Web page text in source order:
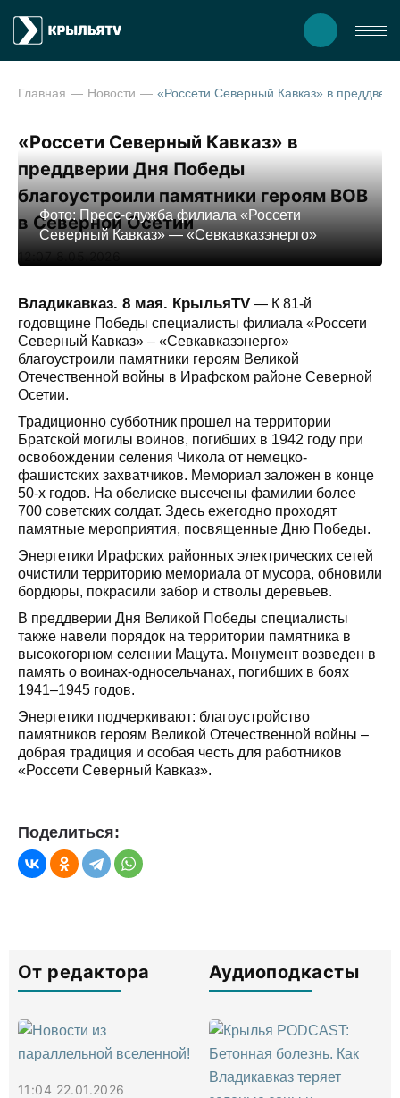
Главная Новости
«Россети Северный Кавказ» в
преддверии Дня Победы
благоустроили памятники героям ВОВ
в Северной Осетии
12:07 8.05.2026
Фото: Пресс-служба филиала «Россети
Северный Кавказ» — «Севкавказэнерго»
Владикавказ. 8 мая. КрыльяTV — К 81-й
годовщине Победы специалисты филиала «Россети
Северный Кавказ» – «Севкавказэнерго»
благоустроили памятники героям Великой
Отечественной войны в Ирафском районе Северной
Осетии.
Традиционно субботник прошел на территории
Братской могилы воинов, погибших в 1942 году при
освобождении селения Чикола от немецко-
фашистских захватчиков. Мемориал заложен в конце
50-х годов. На обелиске высечены фамилии более
700 советских солдат. Здесь ежегодно проходят
памятные мероприятия, посвященные Дню Победы.
Энергетики Ирафских районных электрических сетей
очистили территорию мемориала от мусора, обновили
бордюры, покрасили забор и стволы деревьев.
В преддверии Дня Великой Победы специалисты
также навели порядок на территории памятника в
высокогорном селении Мацута. Монумент возведен в
память о воинах-односельчанах, погибших в боях
1941–1945 годов.
Энергетики подчеркивают: благоустройство
памятников героям Великой Отечественной войны –
добрая традиция и особая честь для работников
«Россети Северный Кавказ».
Поделиться:
От редактора
11:04 22.01.2026
Аудиоподкасты